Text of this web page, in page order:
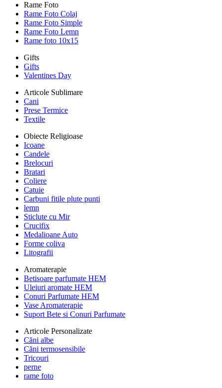
Rame Foto
Rame Foto Colaj
Rame Foto Simple
Rame Foto Lemn
Rame foto 10x15
Gifts
Gifts
Valentines Day
Articole Sublimare
Cani
Prese Termice
Textile
Obiecte Religioase
Icoane
Candele
Brelocuri
Bratari
Coliere
Catuie
Carbuni fitile plute punti
lemn
Sticlute cu Mir
Crucifix
Medalioane Auto
Forme coliva
Litografii
Aromaterapie
Betisoare parfumate HEM
Uleiuri aromate HEM
Conuri Parfumate HEM
Vase Aromaterapie
Suport Bete si Conuri Parfumate
Articole Personalizate
Căni albe
Căni termosensibile
Tricouri
perne
rame foto